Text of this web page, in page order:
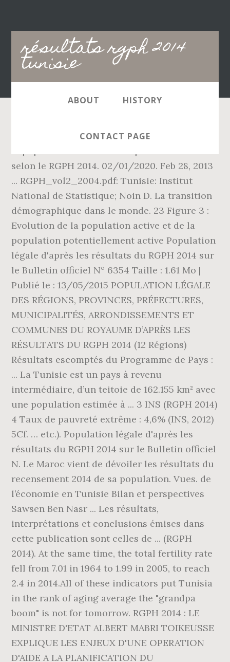
résultats rgph 2014
tunisie
Main
navigation
ABOUT HISTORY
CONTACT PAGE
3 Indicateurs sur la mobilité et transport de
selon le RGPH 2014. 02/01/2020. Feb 28, 2013
... RGPH_vol2_2004.pdf: Tunisie: Institut
National de Statistique; Noin D. La transition
démographique dans le monde. 23 Figure 3 :
Evolution de la population active et de la
population potentiellement active Population
légale d'après les résultats du RGPH 2014 sur
le Bulletin officiel N° 6354 Taille : 1.61 Mo |
Publié le : 13/05/2015 POPULATION LÉGALE
DES RÉGIONS, PROVINCES, PRÉFECTURES,
MUNICIPALITÉS, ARRONDISSEMENTS ET
COMMUNES DU ROYAUME D’APRÈS LES
RÉSULTATS DU RGPH 2014 (12 Régions)
Résultats escomptés du Programme de Pays :
... La Tunisie est un pays à revenu
intermédiaire, d’un teitoie de 162.155 km² avec
une population estimée à ... 3 INS (RGPH 2014)
4 Taux de pauvreté extrême : 4,6% (INS, 2012)
5Cf. … etc.). Population légale d'après les
résultats du RGPH 2014 sur le Bulletin officiel
N. Le Maroc vient de dévoiler les résultats du
recensement 2014 de sa population. Vues. de
l’économie en Tunisie Bilan et perspectives
Sawsen Ben Nasr ... Les résultats,
interprétations et conclusions émises dans
cette publication sont celles de ... (RGPH
2014). At the same time, the total fertility rate
fell from 7.01 in 1964 to 1.99 in 2005, to reach
2.4 in 2014.All of these indicators put Tunisia
in the rank of aging average the "grandpa
boom" is not for tomorrow. RGPH 2014 : LE
MINISTRE D'ETAT ALBERT MABRI TOIKEUSSE
EXPLIQUE LES ENJEUX D'UNE OPERATION
D'AIDE A LA PLANIFICATION DU